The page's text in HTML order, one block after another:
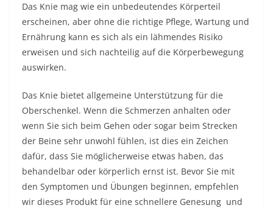
Das Knie mag wie ein unbedeutendes Körperteil
erscheinen, aber ohne die richtige Pflege, Wartung und
Ernährung kann es sich als ein lähmendes Risiko
erweisen und sich nachteilig auf die Körperbewegung
auswirken.
Das Knie bietet allgemeine Unterstützung für die
Oberschenkel. Wenn die Schmerzen anhalten oder
wenn Sie sich beim Gehen oder sogar beim Strecken
der Beine sehr unwohl fühlen, ist dies ein Zeichen
dafür, dass Sie möglicherweise etwas haben, das
behandelbar oder körperlich ernst ist. Bevor Sie mit
den Symptomen und Übungen beginnen, empfehlen
wir dieses Produkt für eine schnellere Genesung und